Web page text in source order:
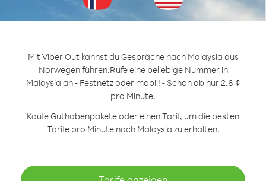
Mit Viber Out kannst du Gespräche nach Malaysia aus
Norwegen führen.Rufe eine beliebige Nummer in
Malaysia an - Festnetz oder mobil! - Schon ab nur 2.6 ¢
pro Minute.
Kaufe Guthabenpakete oder einen Tarif, um die besten
Tarife pro Minute nach Malaysia zu erhalten.